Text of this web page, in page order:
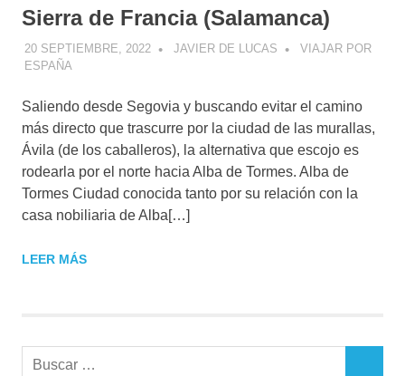
Sierra de Francia (Salamanca)
20 SEPTIEMBRE, 2022 JAVIER DE LUCAS
VIAJAR POR
ESPAÑA
Saliendo desde Segovia y buscando evitar el camino
más directo que trascurre por la ciudad de las murallas,
Ávila (de los caballeros), la alternativa que escojo es
rodearla por el norte hacia Alba de Tormes. Alba de
Tormes Ciudad conocida tanto por su relación con la
casa nobiliaria de Alba[…]
LEER MÁS
Buscar: